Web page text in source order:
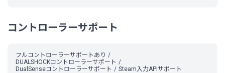
コントローラーサポート
フルコントローラーサポートあり
DUALSHOCKコントローラーサポート
DualSenseコントローラーサポート
Steam入力APIサポート